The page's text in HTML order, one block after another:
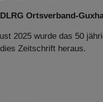
Ortsverband-
2025 wurde das 50
Zeitschrift heraus.